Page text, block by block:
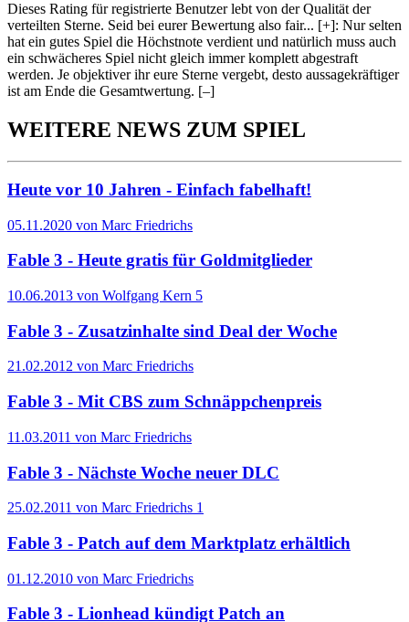
Dieses Rating für registrierte Benutzer lebt von der Qualität der
verteilten Sterne. Seid bei eurer Bewertung also fair... [+]: Nur selten
hat ein gutes Spiel die Höchstnote verdient und natürlich muss auch
ein schwächeres Spiel nicht gleich immer komplett abgestraft
werden. Je objektiver ihr eure Sterne vergebt, desto aussagekräftiger
ist am Ende die Gesamtwertung. [–]
WEITERE NEWS ZUM SPIEL
Heute vor 10 Jahren - Einfach fabelhaft!
05.11.2020 von Marc Friedrichs
Fable 3 - Heute gratis für Goldmitglieder
10.06.2013 von Wolfgang Kern 5
Fable 3 - Zusatzinhalte sind Deal der Woche
21.02.2012 von Marc Friedrichs
Fable 3 - Mit CBS zum Schnäppchenpreis
11.03.2011 von Marc Friedrichs
Fable 3 - Nächste Woche neuer DLC
25.02.2011 von Marc Friedrichs 1
Fable 3 - Patch auf dem Marktplatz erhältlich
01.12.2010 von Marc Friedrichs
Fable 3 - Lionhead kündigt Patch an